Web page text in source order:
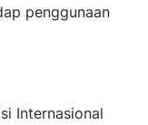
penggunaan
Internasional